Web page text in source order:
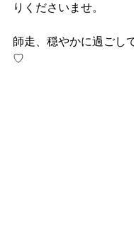
りくださいませ。
師走、穏やかに過ごし
♡